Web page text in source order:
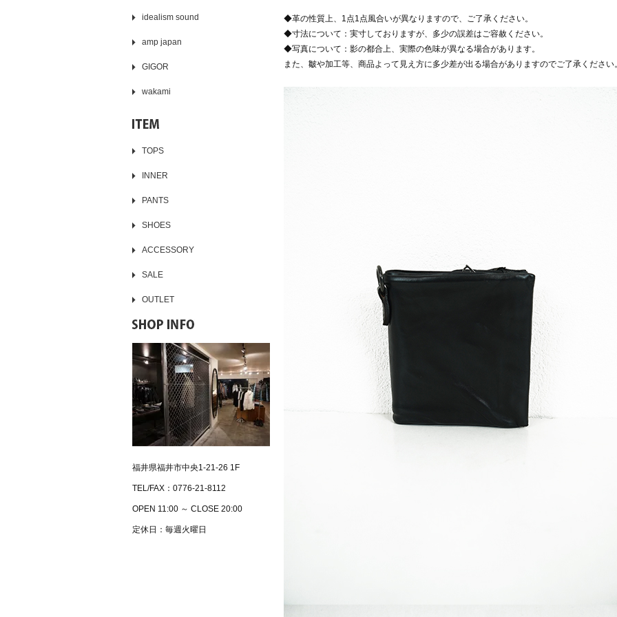
◆革の性質上、1点1点風合いが異なりますので、ご了承ください。
◆寸法について：実寸しておりますが、多少の誤差はご容赦ください。
◆写真について：影の都合上、実際の色味が異なる場合があります。
また、皺や加工等、商品よって見え方に多少差が出る場合がありますのでご了承ください
idealism sound
amp japan
GIGOR
wakami
TOPS
INNER
PANTS
SHOES
ACCESSORY
SALE
OUTLET
福井県福井市中央1-21-26 1F
TEL/FAX：0776-21-8112
OPEN 11:00 ～ CLOSE 20:00
定休日：毎週火曜日